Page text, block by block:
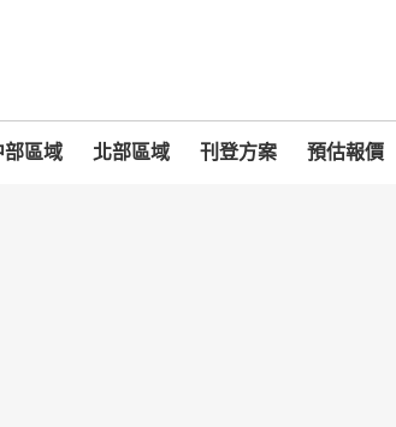
部區域 北部區域 刊登方案 預估報價